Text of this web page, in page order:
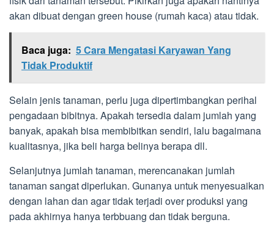
akan dibuat dengan green house (rumah kaca) atau tidak.
Baca juga: 5 Cara Mengatasi Karyawan Yang
Tidak Produktif
Selain jenis tanaman, perlu juga dipertimbangkan perihal
pengadaan bibitnya. Apakah tersedia dalam jumlah yang
banyak, apakah bisa membibitkan sendiri, lalu bagaimana
kualitasnya, jika beli harga belinya berapa dll.
Selanjutnya jumlah tanaman, merencanakan jumlah
tanaman sangat diperlukan. Gunanya untuk menyesuaikan
dengan lahan dan agar tidak terjadi over produksi yang
pada akhirnya hanya terbbuang dan tidak berguna.